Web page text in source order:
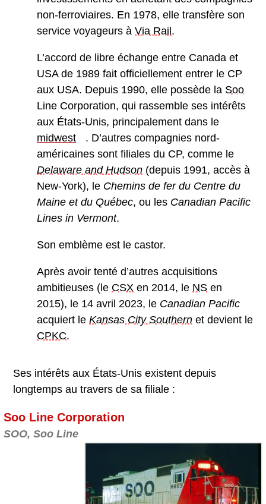
non-ferroviaires. En 1978, elle transfère son
service voyageurs à Via Rail.
L’accord de libre échange entre Canada et
USA de 1989 fait officiellement entrer le CP
aux USA. Depuis 1990, elle possède la Soo
Line Corporation, qui rassemble ses intérêts
aux États-Unis, principalement dans le
midwest
. D’autres compagnies nord-
américaines sont filiales du CP, comme le
Delaware and Hudson (depuis 1991, accès à
New-York), le Chemins de fer du Centre du
Maine et du Québec, ou les Canadian Pacific
Lines in Vermont.
Son emblème est le castor.
Après avoir tenté d’autres acquisitions
ambitieuses (le CSX en 2014, le NS en
2015), le 14 avril 2023, le Canadian Pacific
acquiert le Kansas City Southern et devient le
CPKC.
Ses intérêts aux États-Unis existent depuis
longtemps au travers de sa filiale :
Soo Line Corporation
SOO, Soo Line